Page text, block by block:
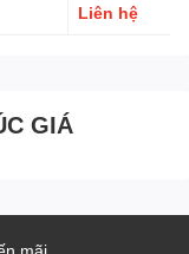
Liên hệ
GIÁ
mãi